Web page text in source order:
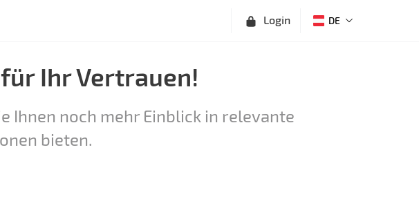
Login DE
Ihr Vertrauen!
Ihnen noch mehr Einblick in relevante
bieten.